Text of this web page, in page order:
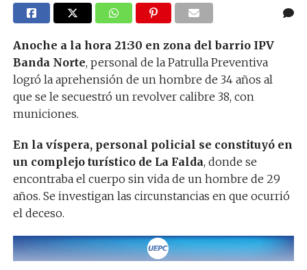
Anoche a la hora 21:30 en zona del barrio IPV
Banda Norte, personal de la Patrulla Preventiva
logró la aprehensión de un hombre de 34 años al
que se le secuestró un revolver calibre 38, con
municiones.
En la víspera, personal policial se constituyó en
un complejo turístico de La Falda, donde se
encontraba el cuerpo sin vida de un hombre de 29
años. Se investigan las circunstancias en que ocurrió
el deceso.